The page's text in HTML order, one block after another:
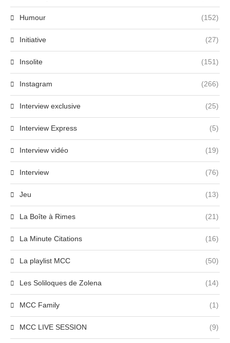
Humour (152)
Initiative (27)
Insolite (151)
Instagram (266)
Interview exclusive (25)
Interview Express (5)
Interview vidéo (19)
Interview (76)
Jeu (13)
La Boîte à Rimes (21)
La Minute Citations (16)
La playlist MCC (50)
Les Soliloques de Zolena (14)
MCC Family (1)
MCC LIVE SESSION (9)